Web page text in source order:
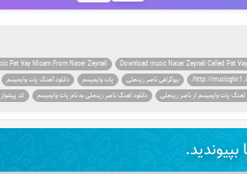
Download music Naser Zeynali Called Pat
Pat Vay Misam From Naser Zeynali
http:// بیوگرافی ناصر زینعلی پات وایمیسم دانلود آهنگ پات وایمیسم
اهنگ پات وایمیسم از ناصر زینعلی دانلود اهنگ ناصر زینعلی به نام پات وایمیسم کد